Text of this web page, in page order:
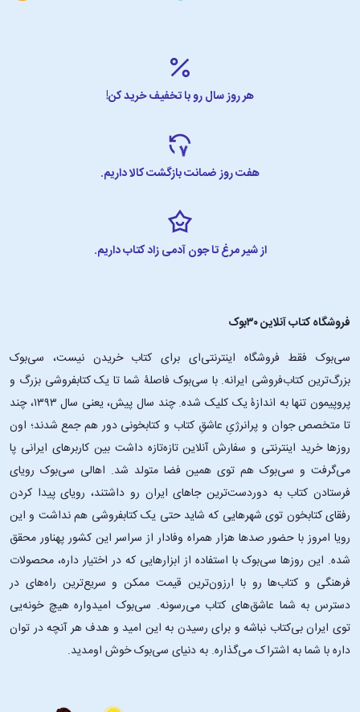
هر روز سال رو با تخفیف خرید کن!
هفت روز ضمانت بازگشت کالا داریم.
از شیر مرغ تا جون آدمی زاد کتاب داریم.
فروشگاه کتاب آنلاین ۳۰بوک
سی‌بوک فقط فروشگاه اینترنتی‌ای برای کتاب خریدن نیست، سی‌بوک
بزرگ‌ترین کتاب‌فروشی ایرانه. با سی‌بوک فاصلۀ شما تا یک کتابفروشی بزرگ و
پروپیمون تنها به اندازۀ یک کلیک شده. چند سال پیش، یعنی سال ۱۳۹۳، چند
تا متخصص جوان و پرانرژیِ عاشقِ کتاب و کتابخونی دور هم جمع شدند؛ اون‌
روزها خرید اینترنتی و سفارش آنلاین تازه‌تازه داشت بین کاربرهای ایرانی پا
می‌گرفت و سی‌بوک هم توی همین فضا متولد شد. اهالی سی‌بوک رویای
فرستادن کتاب به دوردست‌ترین جاهای ایران رو داشتند، رویای پیدا کردن
رفقای کتابخون توی شهرهایی که شاید حتی یک کتابفروشی هم نداشت و این
رویا امروز با حضور صدها هزار همراه وفادار از سراسر این کشور پهناور محقق
شده. این ‌روزها سی‌بوک با استفاده از ابزارهایی که در اختیار داره، محصولات
فرهنگی و کتاب‌ها رو با ارزون‌ترین قیمت ممکن و سریع‌ترین راه‌های در
دسترس به شما عاشق‌های کتاب می‌رسونه. سی‌بوک امیدواره هیچ خونه‌یی
توی ایران بی‌کتاب نباشه و برای رسیدن به این امید و هدف هر آنچه در توان
داره با شما به اشتراک می‌گذاره. به دنیای سی‌بوک خوش اومدید.